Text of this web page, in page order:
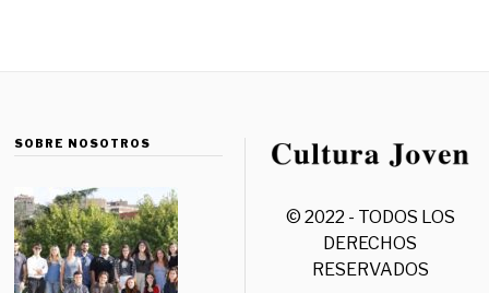
SOBRE NOSOTROS
© 2022 - TODOS LOS
DERECHOS
RESERVADOS